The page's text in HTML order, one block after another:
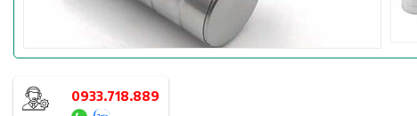
0933.718.889